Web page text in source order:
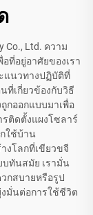
Co., Ltd. ความ
ที่อยู่อาศัยของเรา
แนวทางปฏิบัติที่
ที่เกี่ยวข้องกับวิธี
กออกแบบมาเพื่อ
ติดตั้งแผงโซลาร์
ใช้บ้าน
งโลกที่เขียวขจี
ทันสมัย เรามั่น
กสบายหรือรูป
มั่นต่อการใช้ชีวิต